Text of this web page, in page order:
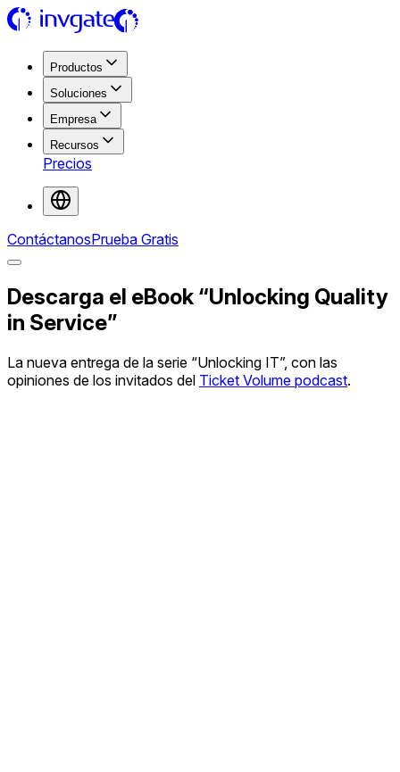
Productos
Soluciones
Empresa
Recursos
Precios
ContáctanosPrueba Gratis
Descarga el eBook “Unlocking Quality
in Service”
La nueva entrega de la serie “Unlocking IT”, con las
opiniones de los invitados del Ticket Volume podcast.